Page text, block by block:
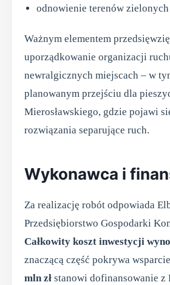
odnowienie terenów zielonych
Ważnym elementem
uporządkowanie organizacji
newralgicznych miejscach – w
planowanym przejściu dla
Mierosławskiego, gdzie pojawi
rozwiązania separujące ruch.
Wykonawca i
Za realizację robót odpowiada
Przedsiębiorstwo Gospodarki
Całkowity koszt inwestycji
znaczącą część pokrywa
mln zł stanowi dofinansowanie z